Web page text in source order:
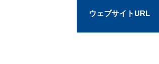
ウェブサイトURL